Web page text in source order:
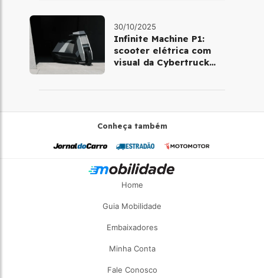
30/10/2025
Infinite Machine P1:
scooter elétrica com
visual da Cybertruck
Conheça também
Home
Guia Mobilidade
Embaixadores
Minha Conta
Fale Conosco